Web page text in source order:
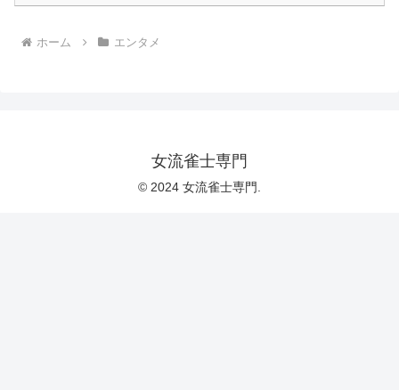
ホーム エンタメ
女流雀士専門
© 2024 女流雀士専門.